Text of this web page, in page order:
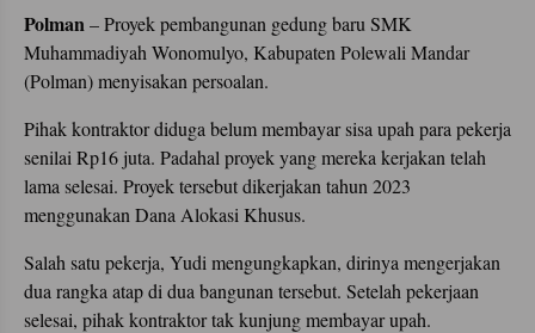
Polman– Proyek pembangunan gedung baru SMK
Muhammadiyah Wonomulyo, Kabupaten Polewali Mandar
(Polman) menyisakan persoalan.
Pihak kontraktor diduga belum membayar sisa upah para pekerja
senilai Rp16 juta. Padahal proyek yang mereka kerjakan telah
lama selesai. Proyek tersebut dikerjakan tahun 2023
menggunakan Dana Alokasi Khusus.
Salah satu pekerja, Yudi mengungkapkan, dirinya mengerjakan
dua rangka atap di dua bangunan tersebut. Setelah pekerjaan
selesai, pihak kontraktor tak kunjung membayar upah.